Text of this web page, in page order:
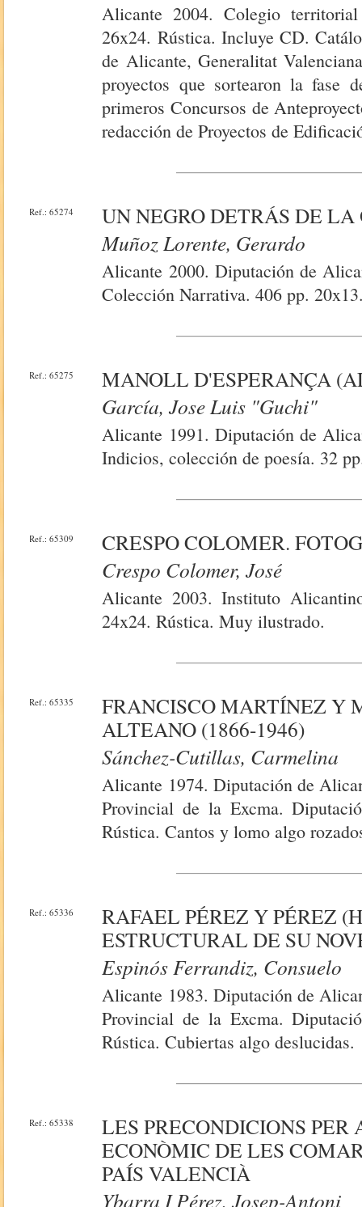
Alicante 2004. Colegio
26x24. Rústica. Incluye CD.
de Alicante, Generalitat
proyectos que sortearon la fase
primeros Concursos de
redacción de Proyectos de
Ref.: 65274
UN NEGRO DETRÁS DE LA
Muñoz Lorente, Gerardo
Alicante 2000. Diputación de
Colección Narrativa. 406 pp.
Ref.: 65275
MANOLL D'ESPERANÇA
García, Jose Luis "Guchi"
Alicante 1991. Diputación de
Indicios, colección de poesía. 32
Ref.: 65309
CRESPO COLOMER.
Crespo Colomer, José
Alicante 2003. Instituto
24x24. Rústica. Muy ilustrado.
Ref.: 65335
FRANCISCO MARTÍNEZ Y
ALTEANO (1866-1946)
Sánchez-Cutillas, Carmelina
Alicante 1974. Diputación de
Provincial de la Excma.
Rústica. Cantos y lomo algo
Ref.: 65336
RAFAEL PÉREZ Y PÉREZ
ESTRUCTURAL DE SU
Espinós Ferrandiz, Consuelo
Alicante 1983. Diputación de
Provincial de la Excma.
Rústica. Cubiertas algo deslucidas.
Ref.: 65338
LES PRECONDICIONS
ECONÒMIC DE LES
PAÍS VALENCIÀ
Ybarra I Pérez, Josep-Antoni